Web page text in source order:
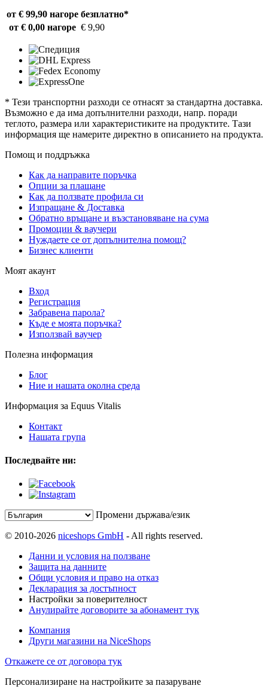
от € 99,90 нагоре безплатно*
от € 0,00 нагоре € 9,90
* Тези транспортни разходи се отнасят за стандартна доставка.
Възможно е да има допълнителни разходи, напр. поради
теглото, размера или характеристиките на продуктите. Тази
информация ще намерите директно в описанието на продукта.
Помощ и поддръжка
Как да направите поръчка
Опции за плащане
Как да ползвате профила си
Изпращане & Доставка
Обратно връщане и възстановяване на сума
Промоции & ваучери
Нуждаете се от допълнителна помощ?
Бизнес клиенти
Моят акаунт
Вход
Регистрация
Забравена парола?
Къде е моята поръчка?
Използвай ваучер
Полезна информация
Блог
Ние и нашата околна среда
Информация за Equus Vitalis
Контакт
Нашата група
Последвайте ни:
Промени държава/език
© 2010-2026 niceshops GmbH - All rights reserved.
Данни и условия на ползване
Защита на данните
Общи условия и право на отказ
Декларация за достъпност
Настройки за поверителност
Анулирайте договорите за абонамент тук
Компания
Други магазини на NiceShops
Откажете се от договора тук
Персонализиране на настройките за пазаруване